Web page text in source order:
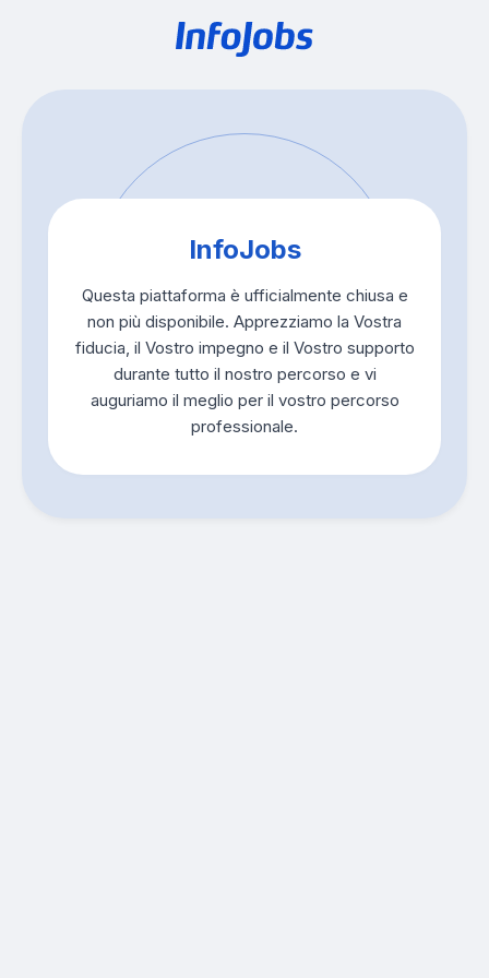
InfoJobs
Questa piattaforma è ufficialmente chiusa e
non più disponibile. Apprezziamo la Vostra
fiducia, il Vostro impegno e il Vostro supporto
durante tutto il nostro percorso e vi
auguriamo il meglio per il vostro percorso
professionale.